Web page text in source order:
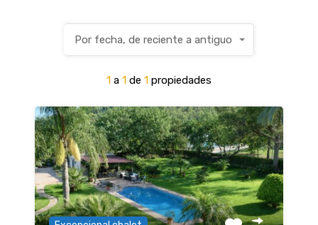
1 a 1 de 1 propiedades
Por fecha, de reciente a antiguo